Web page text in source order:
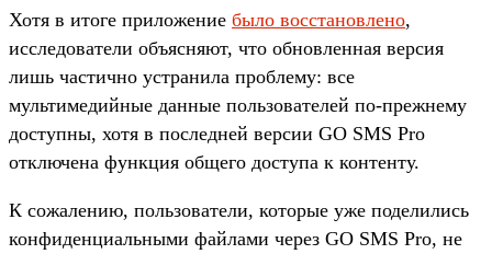
Хотя в итоге приложение было восстановлено,
исследователи объясняют, что обновленная версия
лишь частично устранила проблему: все
мультимедийные данные пользователей по-прежнему
доступны, хотя в последней версии GO SMS Pro
отключена функция общего доступа к контенту.
К сожалению, пользователи, которые уже поделились
конфиденциальными файлами через GO SMS Pro, не